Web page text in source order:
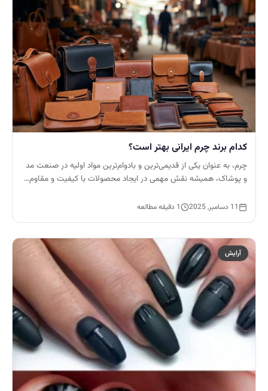
کدام برند چرم ایرانی بهتر است؟
چرم، به عنوان یکی از قدیمی‌ترین و بادوام‌ترین مواد اولیه در صنعت مد
و پوشاک، همیشه نقش مهمی در ایجاد محصولات با کیفیت و مقاوم…
11 دسامبر, 2025 1 دقیقه مطالعه
آرایش